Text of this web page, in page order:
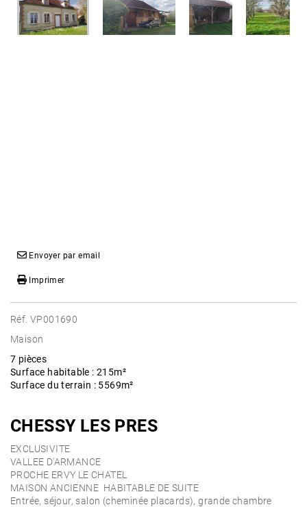
Envoyer par email
Imprimer
Réf. VP001690
Maison
7 pièces
Surface habitable : 215m²
Surface du terrain : 5569m²
CHESSY LES PRES
EXCLUSIVITE
VALLEE D'ARMANCE
PROCHE ERVY LE CHATEL
MAISON ANCIENNE HABITABLE DE SUITE
Entrée, séjour, salon (cheminée placards), grande chambre